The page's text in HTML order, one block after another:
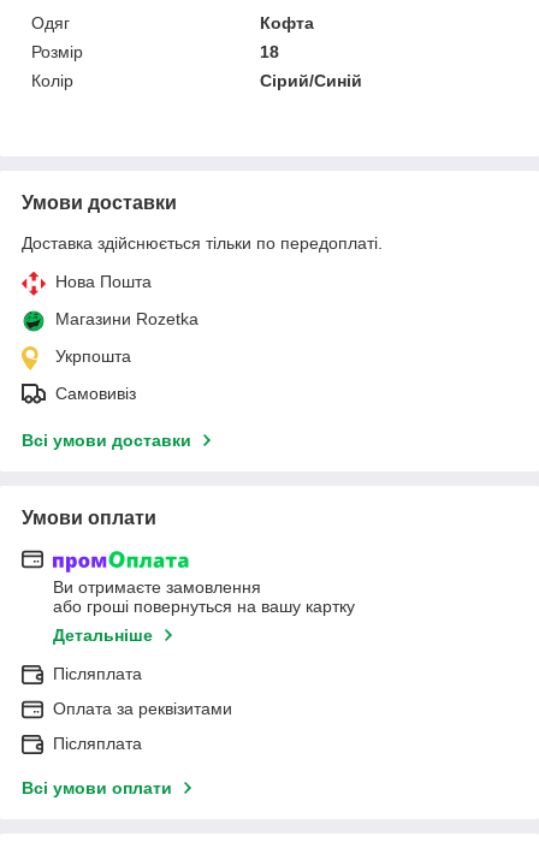
Одяг
Кофта
Розмір
18
Колір
Сірий/Синій
Умови доставки
Доставка здійснюється тільки по передоплаті.
Нова Пошта
Магазини Rozetka
Укрпошта
Самовивіз
Всі умови доставки
Умови оплати
Ви отримаєте замовлення
або гроші повернуться на вашу картку
Детальніше
Післяплата
Оплата за реквізитами
Післяплата
Всі умови оплати